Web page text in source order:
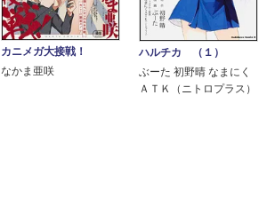
カニメガ大接戦！
なかま亜咲
ハルチカ （１）
ぶーた 初野晴 なまにく
ＡＴＫ（ニトロプラス）